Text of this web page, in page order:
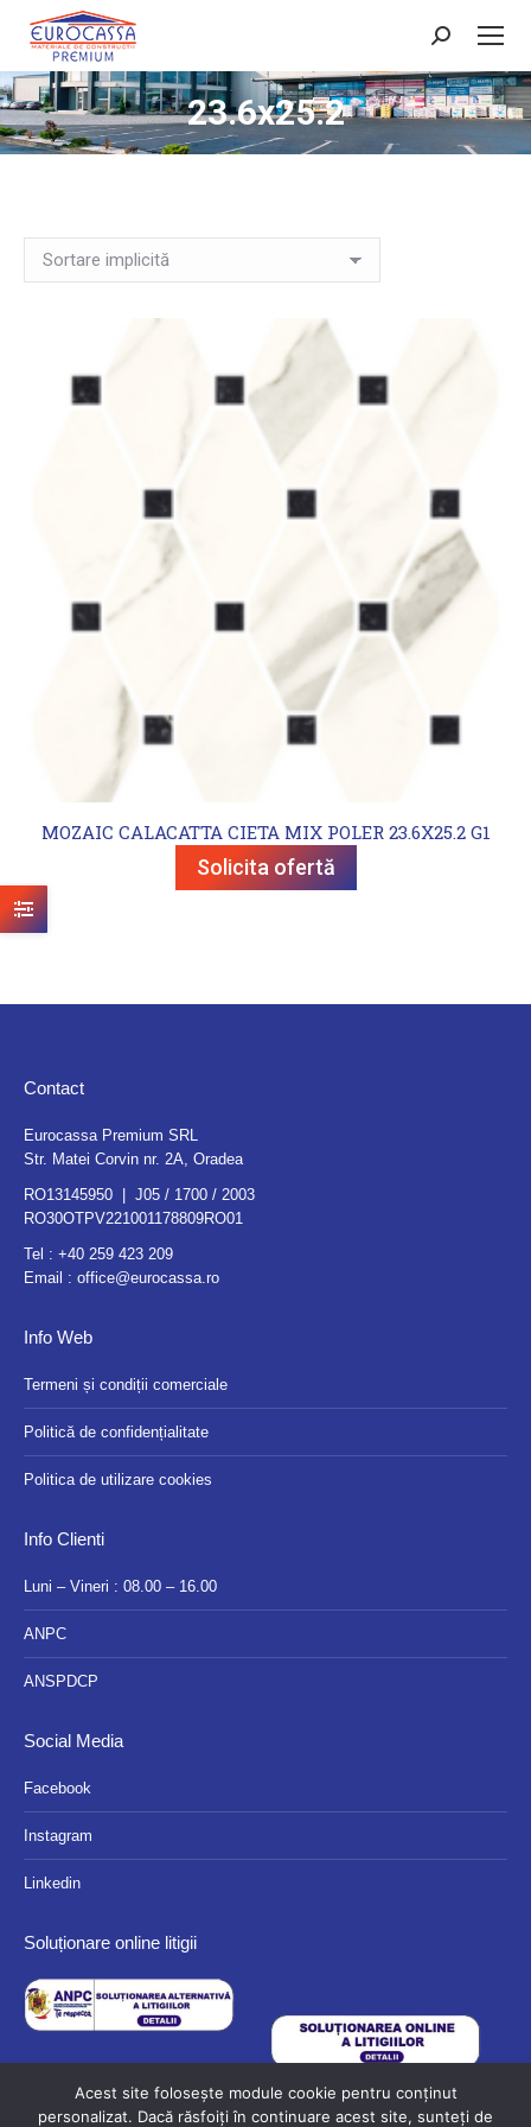
Search:
23.6x25.2
MOZAIC CALACATTA CIETA MIX POLER 23.6X25.2 G1
Solicita ofertă
Contact
Eurocassa Premium SRL
Str. Matei Corvin nr. 2A, Oradea
RO13145950 | J05 / 1700 / 2003
RO30OTPV221001178809RO01
Tel : +40 259 423 209
Email : office@eurocassa.ro
Info Web
Termeni și condiții comerciale
Politică de confidențialitate
Politica de utilizare cookies
Info Clienti
Luni – Vineri : 08.00 – 16.00
ANPC
ANSPDCP
Social Media
Facebook
Instagram
Linkedin
Soluționare online litigii
Acest site folosește module cookie pentru conținut
personalizat. Dacă răsfoiți în continuare acest site, sunteți de